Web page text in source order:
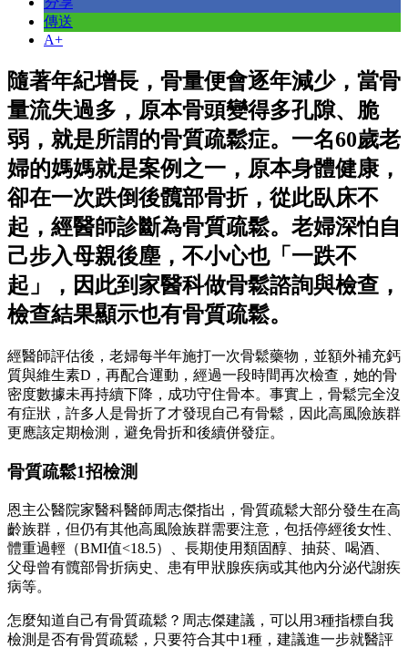
傳送
A+
隨著年紀增長，骨量便會逐年減少，當骨
量流失過多，原本骨頭變得多孔隙、脆
弱，就是所謂的骨質疏鬆症。一名60歲老
婦的媽媽就是案例之一，原本身體健康，
卻在一次跌倒後髖部骨折，從此臥床不
起，經醫師診斷為骨質疏鬆。老婦深怕自
己步入母親後塵，不小心也「一跌不
起」，因此到家醫科做骨鬆諮詢與檢查，
檢查結果顯示也有骨質疏鬆。
經醫師評估後，老婦每半年施打一次骨鬆藥物，並額外補充鈣
質與維生素D，再配合運動，經過一段時間再次檢查，她的骨
密度數據未再持續下降，成功守住骨本。事實上，骨鬆完全沒
有症狀，許多人是骨折了才發現自己有骨鬆，因此高風險族群
更應該定期檢測，避免骨折和後續併發症。
骨質疏鬆1招檢測
恩主公醫院家醫科醫師周志傑指出，骨質疏鬆大部分發生在高
齡族群，但仍有其他高風險族群需要注意，包括停經後女性、
體重過輕（BMI值<18.5）、長期使用類固醇、抽菸、喝酒、
父母曾有髖部骨折病史、患有甲狀腺疾病或其他內分泌代謝疾
病等。
怎麼知道自己有骨質疏鬆？周志傑建議，可以用3種指標自我
檢測是否有骨質疏鬆，只要符合其中1種，建議進一步就醫評